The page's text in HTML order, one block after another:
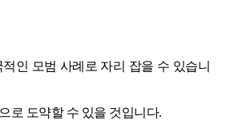
인 모범 사례로 자리 잡을 수 있습니
로 도약할 수 있을 것입니다.